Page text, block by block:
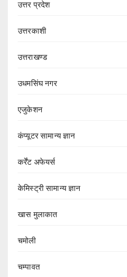
उत्तर प्रदेश
उत्तरकाशी
उत्तराखण्ड
उधमसिंघ नगर
एजुकेशन
कंप्यूटर सामान्य ज्ञान
कर्रेंट अफेयर्स
केमिस्ट्री सामान्य ज्ञान
खास मुलाकात
चमोली
चम्पावत